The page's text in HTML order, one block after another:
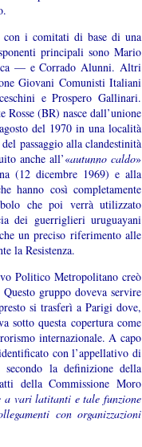
con i comitati di base di una
principali sono Mario
— e Corrado Alunni. Altri
Giovani Comunisti Italiani
e Prospero Gallinari.
Rosse (BR) nasce dall’unione
del 1970 in una località
passaggio alla clandestinità
anche all’«autunno caldo»
(12 dicembre 1969) e alla
hanno così completamente
che poi verrà utilizzato
dei guerriglieri uruguayani
un preciso riferimento alle
la Resistenza.
Politico Metropolitano creò
gruppo doveva servire
si trasferì a Parigi dove,
sotto questa copertura come
internazionale. A capo
con l’appellativo di
la definizione della
della Commissione Moro
a vari latitanti e tale funzione
con organizzazioni